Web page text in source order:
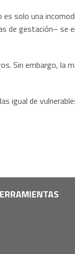
solo una
de gestación– se
Sin embargo, la
igual de